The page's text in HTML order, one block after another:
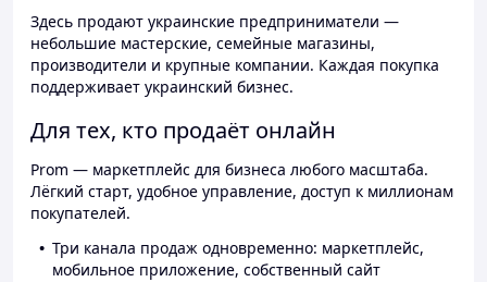
Здесь продают украинские предприниматели —
небольшие мастерские, семейные магазины,
производители и крупные компании. Каждая покупка
поддерживает украинский бизнес.
Для тех, кто продаёт онлайн
Prom — маркетплейс для бизнеса любого масштаба.
Лёгкий старт, удобное управление, доступ к миллионам
покупателей.
Три канала продаж одновременно: маркетплейс,
мобильное приложение, собственный сайт